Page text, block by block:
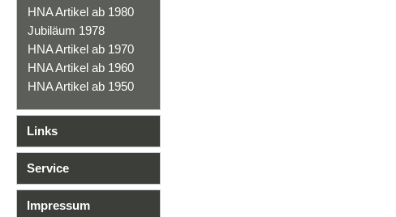
HNA Artikel ab 1980
Jubiläum 1978
HNA Artikel ab 1970
HNA Artikel ab 1960
HNA Artikel ab 1950
Links
Service
Impressum